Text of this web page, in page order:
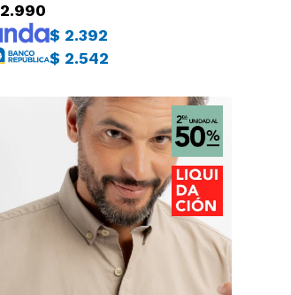
2.990
$ 2.392
$ 2.542